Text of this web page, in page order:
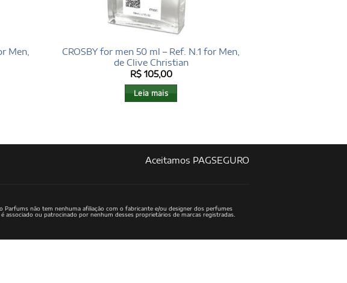
Men,
CROSBY for men 50 ml – Ref. N.1 for Men,
de Clive Christian
R$105,00
Leia mais
Aceitamos PAGSEGURO
Parfums não tem nenhuma afiliação com o fabricante e/ou designer dos perfumes
associado ou patrocinado por nenhum desses proprietários de marcas registradas.